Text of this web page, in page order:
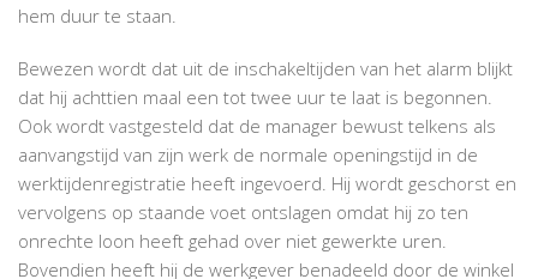
hem duur te staan.
Bewezen wordt dat uit de inschakeltijden van het alarm blijkt
dat hij achttien maal een tot twee uur te laat is begonnen.
Ook wordt vastgesteld dat de manager bewust telkens als
aanvangstijd van zijn werk de normale openingstijd in de
werktijdenregistratie heeft ingevoerd. Hij wordt geschorst en
vervolgens op staande voet ontslagen omdat hij zo ten
onrechte loon heeft gehad over niet gewerkte uren.
Bovendien heeft hij de werkgever benadeeld door de winkel